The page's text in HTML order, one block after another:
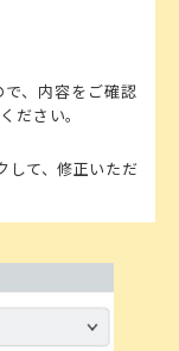
、内容をご確認
ださい。
して、修正いただ